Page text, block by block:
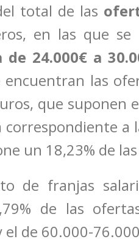
total de las
en las que
24.000€ a
encuentran las
que suponen
correspondiente
un 18,23% de
de franjas
de las
el de 60.000-